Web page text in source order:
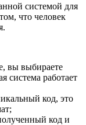
системой для
что человек
вы выбираете
система работает
код, это
код и